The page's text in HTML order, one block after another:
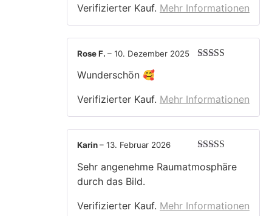
Verifizierter Kauf. Mehr Informationen
Rose F. – 10. Dezember 2025
Wunderschön 🥰
Verifizierter Kauf. Mehr Informationen
5von 5
Karin– 13. Februar 2026
Sehr angenehme Raumatmosphäre
durch das Bild.
Verifizierter Kauf. Mehr Informationen